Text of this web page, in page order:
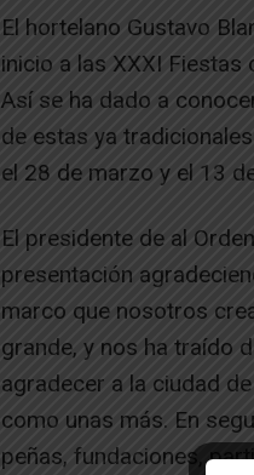
El hortelano Gustavo
inicio a las XXXI
Así se ha dado a
de estas ya
el 28 de marzo y el 13
El presidente de al
presentación
marco que nosotros
grande, y nos ha traído
agradecer a la ciudad
como unas más. En
peñas, fundaciones,